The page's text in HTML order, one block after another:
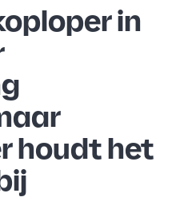
in
houdt het